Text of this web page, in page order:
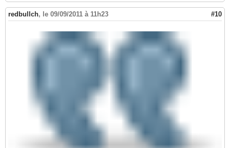
redbullch, le 09/09/2011 à 11h23 #10